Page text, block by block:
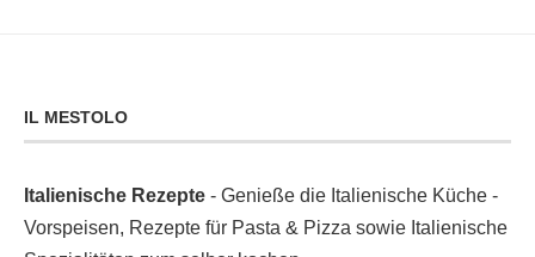
IL MESTOLO
Italienische Rezepte - Genieße die Italienische Küche -
Vorspeisen, Rezepte für Pasta & Pizza sowie Italienische